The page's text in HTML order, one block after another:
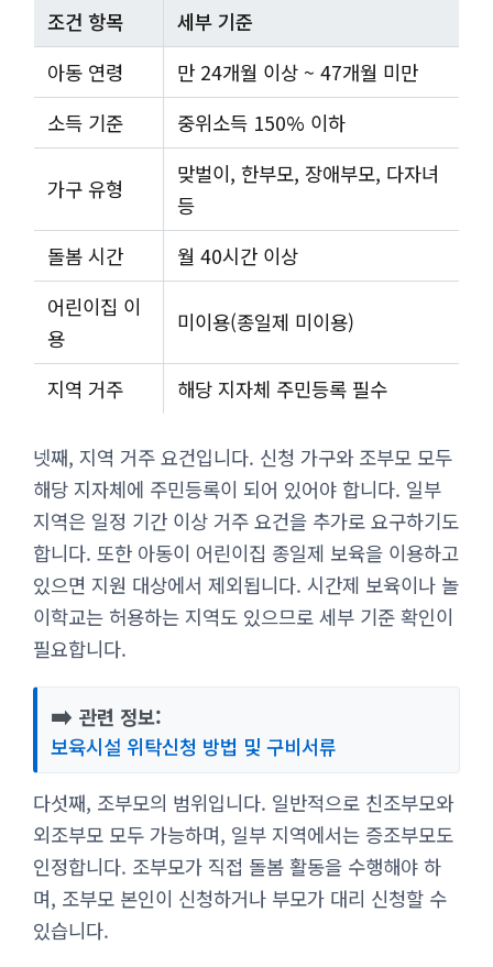
조건 항목
세부 기준
아동 연령
만 24개월 이상 ~ 47개월 미만
소득 기준
중위소득 150% 이하
가구 유형
맞벌이, 한부모, 장애부모, 다자녀
등
돌봄 시간
월 40시간 이상
어린이집 이
용
미이용(종일제 미이용)
지역 거주 해당 지자체 주민등록 필수
넷째, 지역 거주 요건입니다. 신청 가구와 조부모 모두
해당 지자체에 주민등록이 되어 있어야 합니다. 일부
지역은 일정 기간 이상 거주 요건을 추가로 요구하기도
합니다. 또한 아동이 어린이집 종일제 보육을 이용하고
있으면 지원 대상에서 제외됩니다. 시간제 보육이나 놀
이학교는 허용하는 지역도 있으므로 세부 기준 확인이
필요합니다.
➡️ 관련 정보:
보육시설 위탁신청 방법 및 구비서류
다섯째, 조부모의 범위입니다. 일반적으로 친조부모와
외조부모 모두 가능하며, 일부 지역에서는 증조부모도
인정합니다. 조부모가 직접 돌봄 활동을 수행해야 하
며, 조부모 본인이 신청하거나 부모가 대리 신청할 수
있습니다.